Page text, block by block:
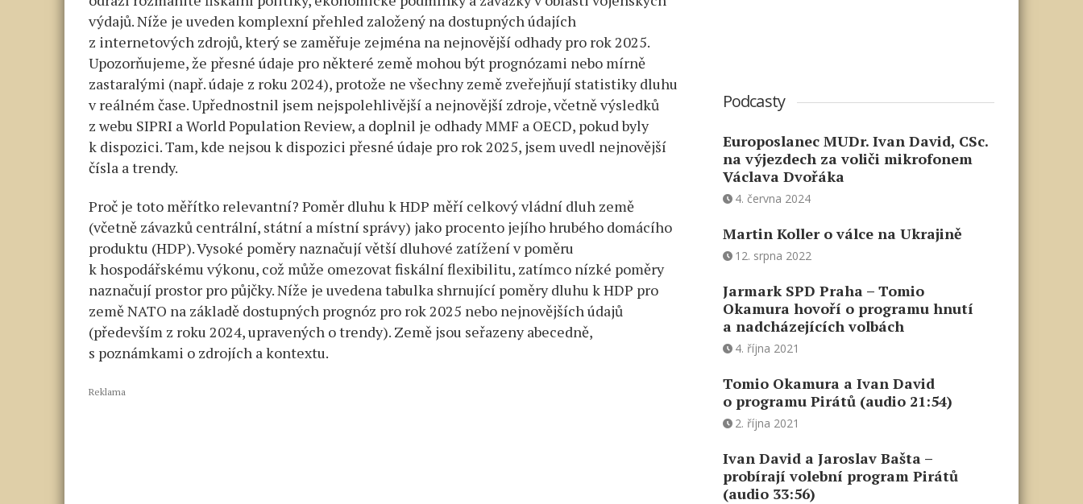
výdajů. Níže je uveden komplexní přehled založený na dostupných údajích
z internetových zdrojů, který se zaměřuje zejména na nejnovější odhady pro rok 2025.
Upozorňujeme, že přesné údaje pro některé země mohou být prognózami nebo mírně
zastaralými (např. údaje z roku 2024), protože ne všechny země zveřejňují statistiky dluhu
v reálném čase. Upřednostnil jsem nejspolehlivější a nejnovější zdroje, včetně výsledků
z webu SIPRI a World Population Review, a doplnil je odhady MMF a OECD, pokud byly
k dispozici. Tam, kde nejsou k dispozici přesné údaje pro rok 2025, jsem uvedl nejnovější
čísla a trendy.
Proč je toto měřítko relevantní? Poměr dluhu k HDP měří celkový vládní dluh země
(včetně závazků centrální, státní a místní správy) jako procento jejího hrubého domácího
produktu (HDP). Vysoké poměry naznačují větší dluhové zatížení v poměru
k hospodářskému výkonu, což může omezovat fiskální flexibilitu, zatímco nízké poměry
naznačují prostor pro půjčky. Níže je uvedena tabulka shrnující poměry dluhu k HDP pro
země NATO na základě dostupných prognóz pro rok 2025 nebo nejnovějších údajů
(především z roku 2024, upravených o trendy). Země jsou seřazeny abecedně,
s poznámkami o zdrojích a kontextu.
Reklama
Podcasty
Europoslanec MUDr. Ivan David, CSc.
na výjezdech za voliči mikrofonem
Václava Dvořáka
4. června 2024
Martin Koller o válce na Ukrajině
12. srpna 2022
Jarmark SPD Praha – Tomio
Okamura hovoří o programu hnutí
a nadcházejících volbách
4. října 2021
Tomio Okamura a Ivan David
o programu Pirátů (audio 21:54)
2. října 2021
Ivan David a Jaroslav Bašta –
probírají volební program Pirátů
(audio 33:56)